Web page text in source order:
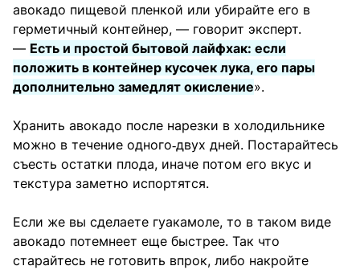
авокадо пищевой пленкой или убирайте его в
герметичный контейнер, — говорит эксперт.
— Есть и простой бытовой лайфхак: если
положить в контейнер кусочек лука, его пары
дополнительно замедлят окисление».
Хранить авокадо после нарезки в холодильнике
можно в течение одного‑двух дней. Постарайтесь
съесть остатки плода, иначе потом его вкус и
текстура заметно испортятся.
Если же вы сделаете гуакамоле, то в таком виде
авокадо потемнеет еще быстрее. Так что
старайтесь не готовить впрок, либо накройте